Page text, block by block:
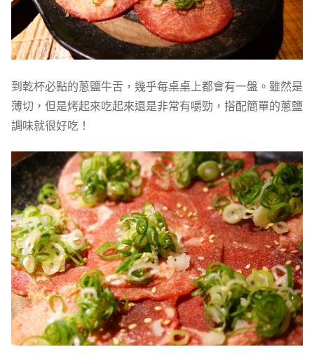
到乾杯必點的蔥鹽牛舌，幾乎每桌桌上都會有一盤。雖然是
薄切，但是烤起來吃起來還是非常有嚼勁，搭配簡單的蔥鹽
調味就很好吃！